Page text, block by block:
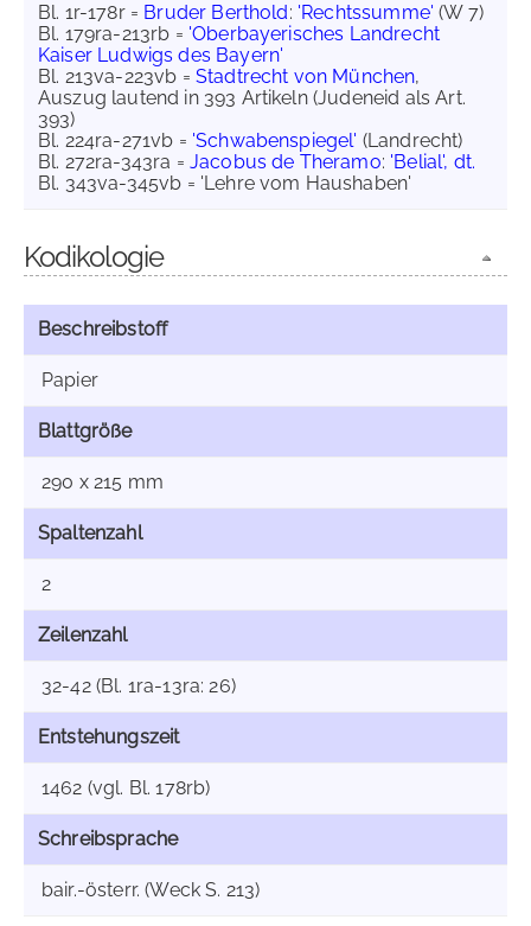
Bl. 1r-178r = Bruder Berthold: 'Rechtssumme' (W 7)
Bl. 179ra-213rb = 'Oberbayerisches Landrecht
Kaiser Ludwigs des Bayern'
Bl. 213va-223vb = Stadtrecht von München,
Auszug lautend in 393 Artikeln (Judeneid als Art.
393)
Bl. 224ra-271vb = 'Schwabenspiegel' (Landrecht)
Bl. 272ra-343ra = Jacobus de Theramo: 'Belial', dt.
Bl. 343va-345vb = 'Lehre vom Haushaben'
Kodikologie
Beschreibstoff
Papier
Blattgröße
290 x 215 mm
Spaltenzahl
2
Zeilenzahl
32-42 (Bl. 1ra-13ra: 26)
Entstehungszeit
1462 (vgl. Bl. 178rb)
Schreibsprache
bair.-österr. (Weck S. 213)